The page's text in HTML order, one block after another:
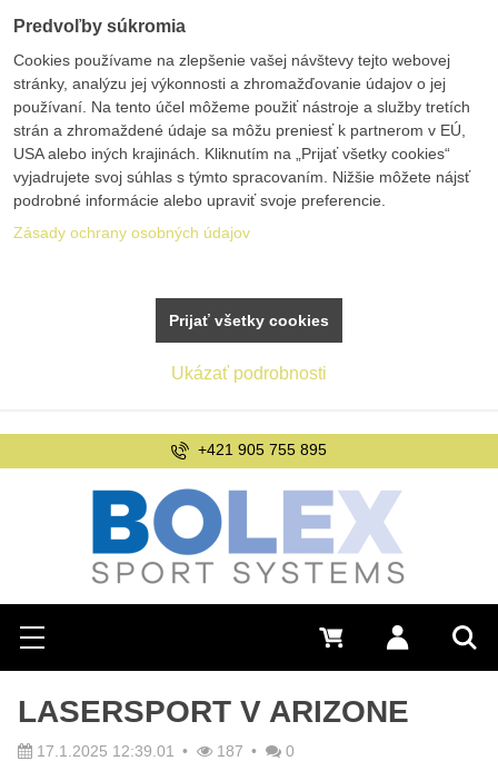
Hľadať
Menu Prihlásiť sa
0 €
info@bolex.sk
LASERSPORT V ARIZONE
17.1.2025 12:39.01 187 0
Predvoľby súkromia
Cookies používame na zlepšenie vašej návštevy tejto webovej
stránky, analýzu jej výkonnosti a zhromažďovanie údajov o jej
používaní. Na tento účel môžeme použiť nástroje a služby tretích
strán a zhromaždené údaje sa môžu preniesť k partnerom v EÚ,
USA alebo iných krajinách. Kliknutím na „Prijať všetky cookies“
vyjadrujete svoj súhlas s týmto spracovaním. Nižšie môžete nájsť
podrobné informácie alebo upraviť svoje preferencie.
Zásady ochrany osobných údajov
Ukázať podrobnosti
Prijať všetky cookies